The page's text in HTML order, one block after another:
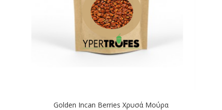
Golden Incan Berries Χρυσά Μούρα